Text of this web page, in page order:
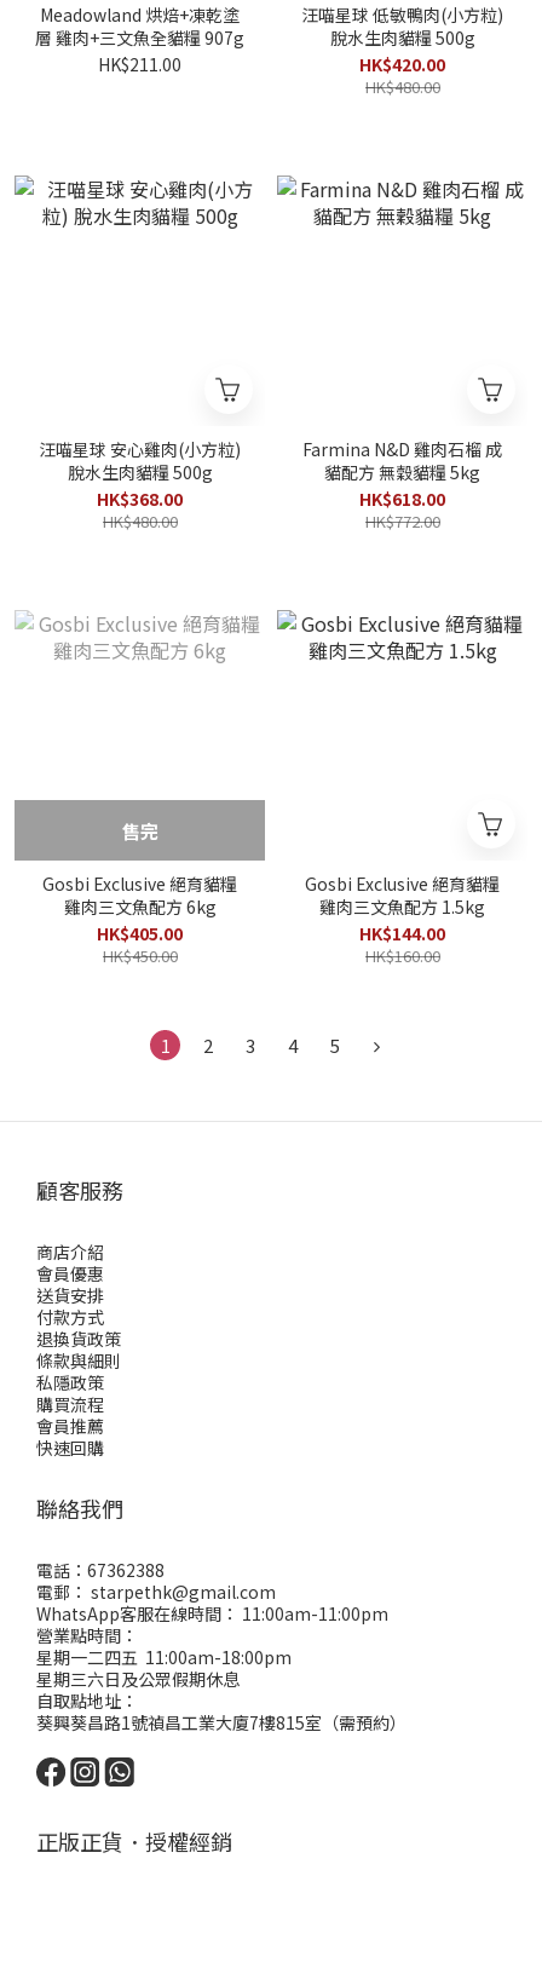
Meadowland 烘焙+凍乾塗
層 雞肉+三文魚全貓糧 907g
HK$211.00
汪喵星球 低敏鴨肉(小方粒)
脫水生肉貓糧 500g
HK$420.00
HK$480.00
汪喵星球 安心雞肉(小方粒)
脫水生肉貓糧 500g
HK$368.00
HK$480.00
Farmina N&D 雞肉石榴 成
貓配方 無穀貓糧 5kg
HK$618.00
HK$772.00
售完
Gosbi Exclusive 絕育貓糧
雞肉三文魚配方 6kg
HK$405.00
HK$450.00
Gosbi Exclusive 絕育貓糧
雞肉三文魚配方 1.5kg
HK$144.00
HK$160.00
1 2 3 4 5
顧客服務
商店介紹
會員優惠
送貨安排
付款方式
退換貨政策
條款與細則
私隱政策
購買流程
會員推薦
快速回購
聯絡我們
電話：67362388
電郵： starpethk@gmail.com
WhatsApp客服在線時間： 11:00am-11:00pm
營業點時間：
星期一二四五 11:00am-18:00pm
星期三六日及公眾假期休息
自取點地址：
葵興葵昌路1號禎昌工業大廈7樓815室（需預約）
正版正貨．授權經銷